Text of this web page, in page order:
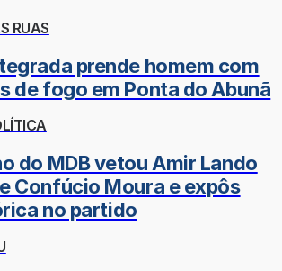
RUAS
prende homem com
de fogo em Ponta do Abunã
do MDB vetou Amir Lando
Confúcio Moura e expôs
no partido